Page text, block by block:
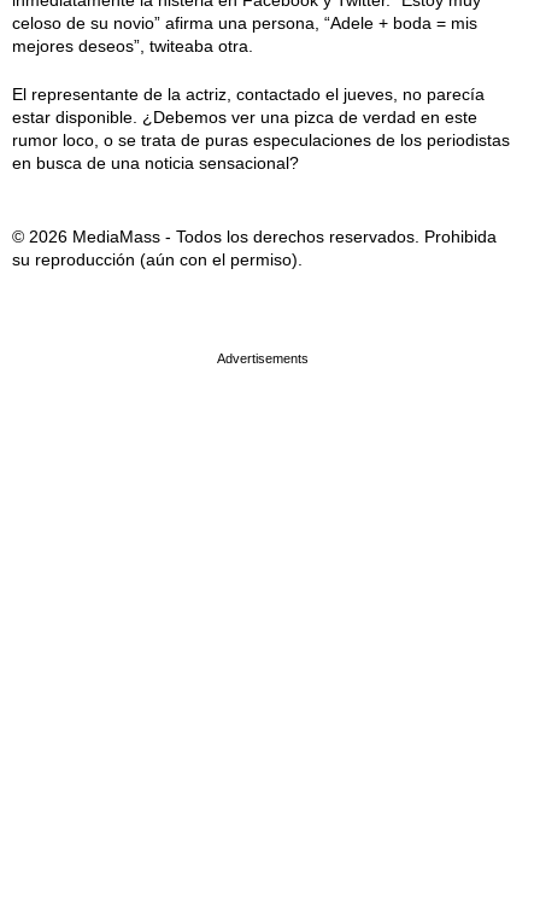
celoso de su novio” afirma una persona, “Adele + boda = mis
mejores deseos”, twiteaba otra.
El representante de la actriz, contactado el jueves, no parecía
estar disponible. ¿Debemos ver una pizca de verdad en este
rumor loco, o se trata de puras especulaciones de los periodistas
en busca de una noticia sensacional?
© 2026 MediaMass - Todos los derechos reservados. Prohibida
su reproducción (aún con el permiso).